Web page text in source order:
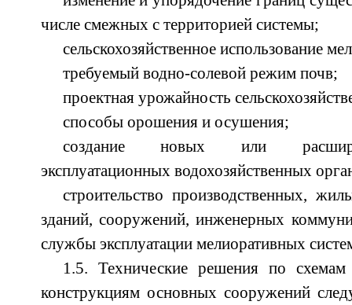
числе смежных с территорией системы;
сельскохозяйственное использование
требуемый водно-солевой режим почв;
проектная урожайность
способы орошения и осушения;
создание новых или
эксплуатационных водохозяйственных
строительство производственных,
зданий, сооружений, инженерных
службы эксплуатации мелиоративных
1.5. Технические решения по
конструкциям основных сооружений